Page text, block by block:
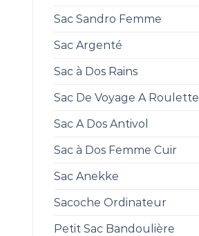
Sac Sandro Femme
Sac Argenté
Sac à Dos Rains
Sac De Voyage A Roulette
Sac A Dos Antivol
Sac à Dos Femme Cuir
Sac Anekke
Sacoche Ordinateur
Petit Sac Bandoulière